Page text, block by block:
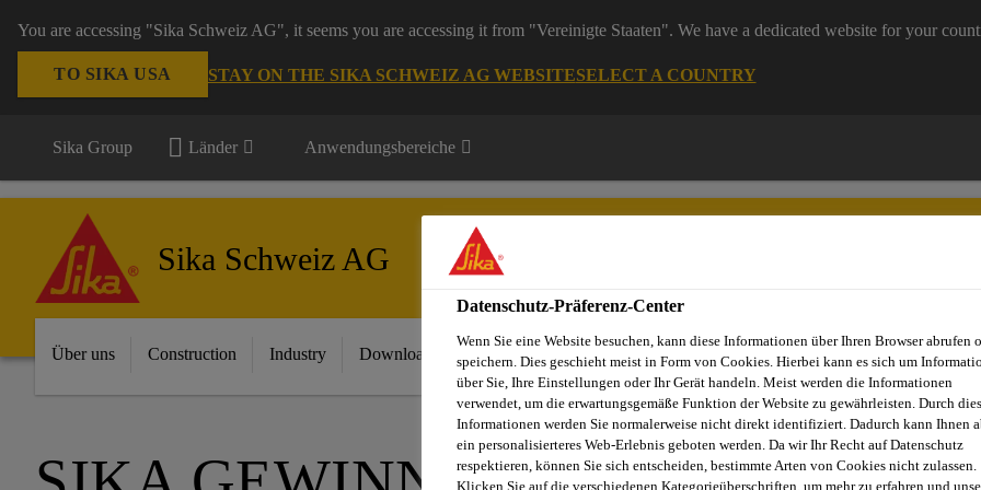
You are accessing "Sika Schweiz AG", it seems you are accessing it from "Vereinigte Staaten". We have a dedicated website for your
TO SIKA USA STAY ON THE SIKA SCHWEIZ AG WEBSITESELECT A COUNTRY
Sika Group Länder Anwendungsbereiche
Sika Schweiz AG
Über uns Construction Industry Download Center Dienstleistungen News Sika Brands Ansprechpartner
Datenschutz-Präferenz-Center
Wenn Sie eine Website besuchen, kann diese Informationen über Ihren Browser abrufen
speichern. Dies geschieht meist in Form von Cookies. Hierbei kann es sich um
über Sie, Ihre Einstellungen oder Ihr Gerät handeln. Meist werden die Informationen
verwendet, um die erwartungsgemäße Funktion der Website zu gewährleisten. Durch
Informationen werden Sie normalerweise nicht direkt identifiziert. Dadurch kann Ihnen
ein personalisierteres Web-Erlebnis geboten werden. Da wir Ihr Recht auf Datenschutz
respektieren, können Sie sich entscheiden, bestimmte Arten von Cookies nicht zulassen.
Klicken Sie auf die verschiedenen Kategorieüberschriften, um mehr zu erfahren und